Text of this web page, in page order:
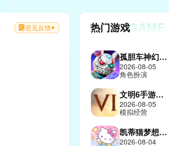
意见反馈 热门游戏GAME
孤胆车神幻影城
2026-08-05
角色扮演
文明6手游中文版
2026-08-05
模拟经营
凯蒂猫梦想商店
2026-08-04